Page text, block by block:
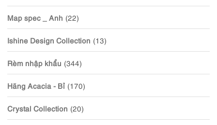
Map spec _ Anh (22)
Ishine Design Collection (13)
Rèm nhập khẩu (344)
Hãng Acacia - Bỉ (170)
Crystal Collection (20)